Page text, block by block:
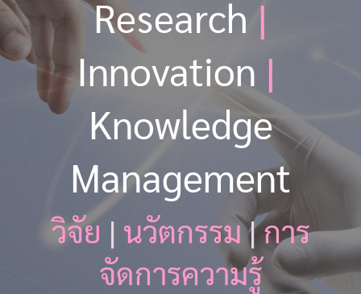
Research |
Innovation |
Knowledge
Management
วิจัย | นวัตกรรม|การ
จัดการความรู้